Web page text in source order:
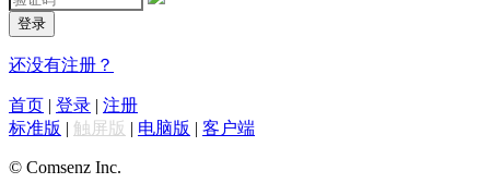
登录
还没有注册？
首页 | 登录 | 注册
标准版 | 触屏版 | 电脑版 | 客户端
© Comsenz Inc.